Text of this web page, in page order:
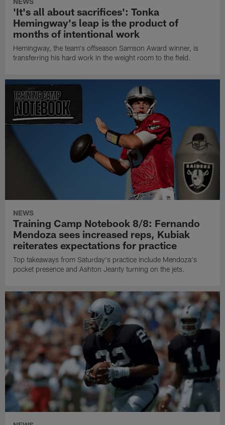
'It's all about sacrifices': Tonka
Hemingway's leap is the product of
months of intentional work
Hemingway, the team's offseason Samson Award winner, is
transferring his hard work in the weight room to the field.
NEWS
Training Camp Notebook 8/8: Fernando
Mendoza sees increased reps, Kubiak
reiterates expectations for practice
Top takeaways from Saturday's practice include Mendoza's
pocket presence and Ashton Jeanty turning on the jets.